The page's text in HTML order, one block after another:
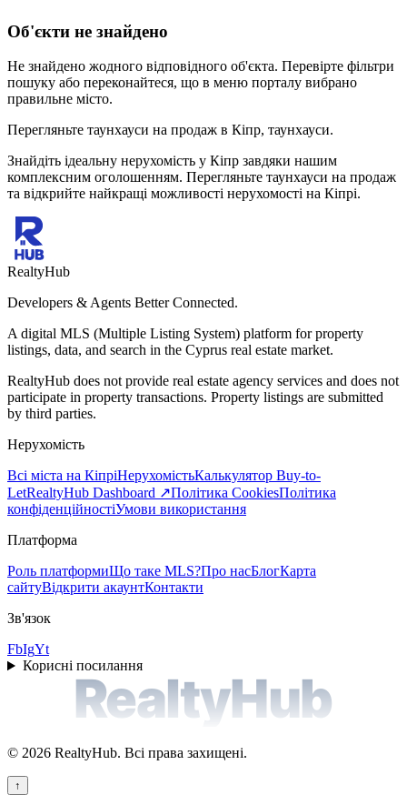
Об'єкти не знайдено
Не знайдено жодного відповідного об'єкта. Перевірте фільтри
пошуку або переконайтеся, що в меню порталу вибрано
правильне місто.
Перегляньте таунхауси на продаж в Кіпр, таунхауси.
Знайдіть ідеальну нерухомість у Кіпр завдяки нашим
комплексним оголошенням. Перегляньте таунхауси на продаж
та відкрийте найкращі можливості нерухомості на Кіпрі.
RealtyHub
Developers & Agents Better Connected.
A digital MLS (Multiple Listing System) platform for property
listings, data, and search in the Cyprus real estate market.
RealtyHub does not provide real estate agency services and does not
participate in property transactions. Property listings are submitted
by third parties.
Нерухомість
Всі міста на КіпріНерухомістьКалькулятор Buy-to-
LetRealtyHub Dashboard ↗Політика CookiesПолітика
конфіденційностіУмови використання
Платформа
Роль платформиЩо таке MLS?Про насБлогКарта
сайтуВідкрити акаунтКонтакти
Зв'язок
FbIgYt
Корисні посилання
RealtyHub
© 2026 RealtyHub. Всі права захищені.
↑